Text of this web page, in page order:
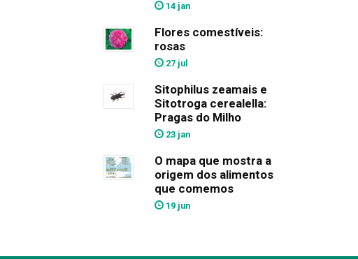
14 jan
Flores comestíveis:
rosas
27 jul
Sitophilus zeamais e
Sitotroga cerealella:
Pragas do Milho
23 jan
O mapa que mostra a
origem dos alimentos
que comemos
19 jun